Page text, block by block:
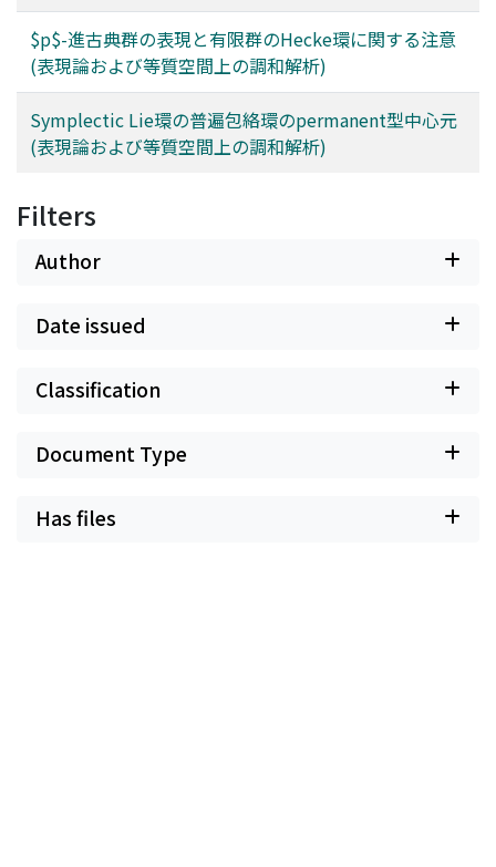
$p$-進古典群の表現と有限群のHecke環に関する注意
(表現論および等質空間上の調和解析)
Symplectic Lie環の普遍包絡環のpermanent型中心元
(表現論および等質空間上の調和解析)
Filters
Author
Date issued
Classification
Document Type
Has files